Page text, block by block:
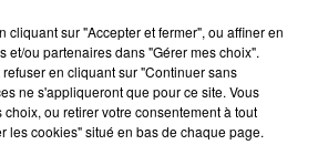
publication sur Instagram
cliquant sur "Accepter et fermer", ou affiner en
et/ou partenaires dans "Gérer mes choix".
en cliquant sur "Continuer sans
ne s'appliqueront que pour ce site. Vous
ou retirer votre consentement à tout
les cookies" situé en bas de chaque page.